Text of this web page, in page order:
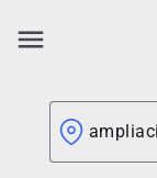
menu